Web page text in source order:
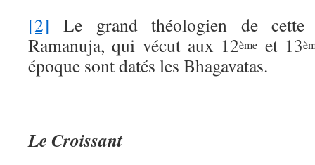
[2] Le grand théologien de
Ramanuja, qui vécut aux 12ème et 13
époque sont datés les Bhagavatas.
Le Croissant